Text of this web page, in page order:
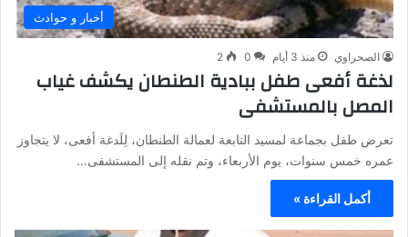
أخبار و حوادث
الصحراوي منذ 3 أيام 0
2
لذغة أفعى طفل ببادية الطنطان يكشف غياب
المصل بالمستشفى
تعرض طفل بجماعة لمسيد التابعة لعمالة الطنطان، لِلَدغة أفعى، لا يتجاوز
عمره خمس سنوات، يوم الأربعاء، وتم نقله إلى المستشفى…
أكمل القراءة »